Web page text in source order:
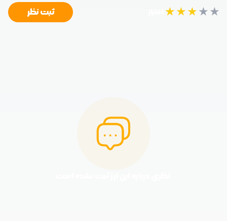
★★★★★ ثبت نظر